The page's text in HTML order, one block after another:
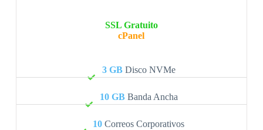
SSL Gratuito
cPanel
3 GBDisco NVMe
10 GBBanda Ancha
10 Correos Corporativos